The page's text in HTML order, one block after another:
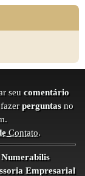
seu comentário
perguntas no
Contato.
Empresarial